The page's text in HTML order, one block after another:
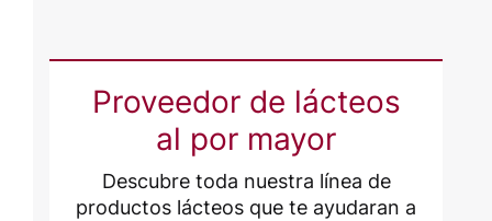
Proveedor de lácteos
al por mayor
Descubre toda nuestra línea de
productos lácteos que te ayudaran a